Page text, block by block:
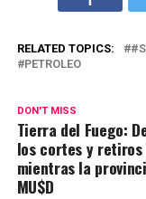
RELATED TOPICS:
PETROLEO
DON'T MISS
Tierra del Fuego:
los cortes y retiros
mientras la
MU$D